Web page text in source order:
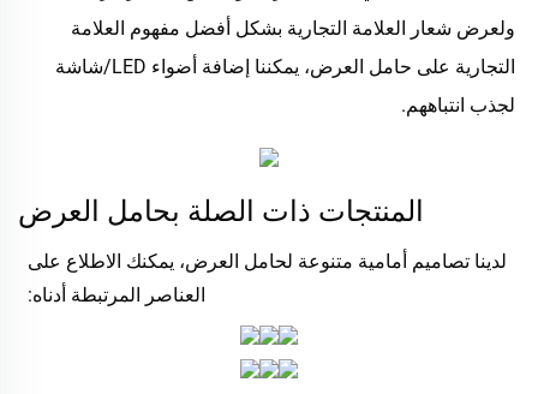
ولعرض شعار العلامة التجارية بشكل أفضل
التجارية
لجذب انتباههم.
المنتجات ذات الصلة بحامل العرض
العناصر المرتبطة أدناه: